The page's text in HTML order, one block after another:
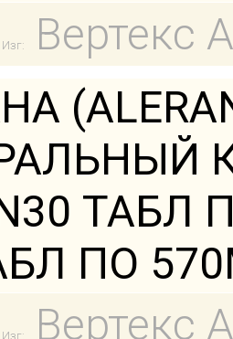
Изг:
Вертекс
ТАБЛ
ПО
Изг:
Вертекс